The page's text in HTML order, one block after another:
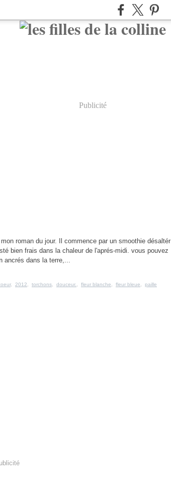
Publicité
roman du jour. Il commence par un smoothie désaltér
bien frais dans la chaleur de l'aprés-midi. vous pouvez
ancrés dans la terre,...
, 2012 torchons douceur. fleur blanche fleur bleue
paille